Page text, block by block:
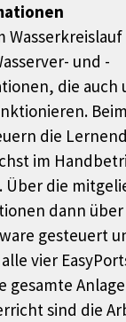
und -
die auch
die
im
Über die
dann über
gesteuert
vier
gesamte
sind die